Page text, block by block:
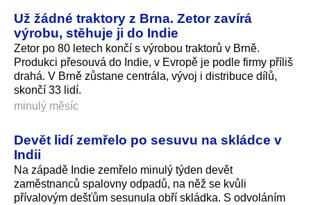
Už žádné traktory z Brna. Zetor zavírá
výrobu, stěhuje ji do Indie
Zetor po 80 letech končí s výrobou traktorů v Brně.
Produkci přesouvá do Indie, v Evropě je podle firmy příliš
drahá. V Brně zůstane centrála, vývoj i distribuce dílů,
skončí 33 lidí.
minulý měsíc
Devět lidí zemřelo po sesuvu na skládce v
Indii
Na západě Indie zemřelo minulý týden devět
zaměstnanců spalovny odpadů, na něž se kvůli
přívalovým dešťům sesunula obří skládka. S odvoláním